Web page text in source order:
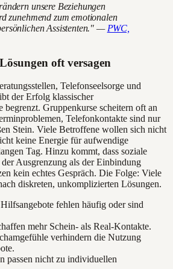
unsere Beziehungen
zunehmend zum emotionalen
Assistenten." — PWC,
oft versagen
Telefonseelsorge und
der Erfolg klassischer
begrenzt. Gruppenkurse scheitern oft an
Telefonkontakte sind nur
Stein. Viele Betroffene wollen sich nicht
keine Energie für aufwendige
Tag. Hinzu kommt, dass soziale
Ausgrenzung als der Einbindung
kein echtes Gespräch. Die Folge: Viele
diskreten, unkomplizierten Lösungen.
fehlen häufig oder sind
mehr Schein- als Real-Kontakte.
verhindern die Nutzung
passen nicht zu individuellen